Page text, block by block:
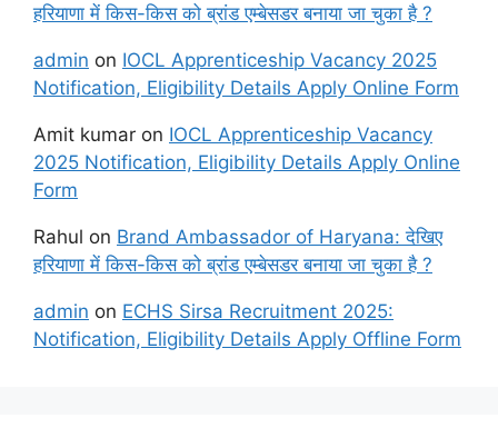
हरियाणा में किस-किस को ब्रांड एम्बेसडर बनाया जा चुका है ?
admin on IOCL Apprenticeship Vacancy 2025
Notification, Eligibility Details Apply Online Form
Amit kumar on IOCL Apprenticeship Vacancy
2025 Notification, Eligibility Details Apply Online
Form
Rahul on Brand Ambassador of Haryana: देखिए
हरियाणा में किस-किस को ब्रांड एम्बेसडर बनाया जा चुका है ?
admin on ECHS Sirsa Recruitment 2025:
Notification, Eligibility Details Apply Offline Form